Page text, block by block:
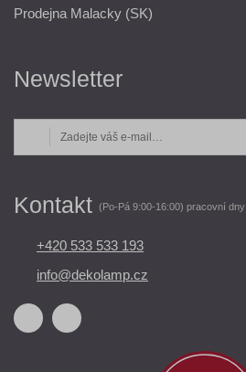
Prodejna Malacky (SK)
Newsletter
Kontakt (Po-Pá 9:00-16:00) pracovní dny
+420 533 533 193
info@dekolamp.cz